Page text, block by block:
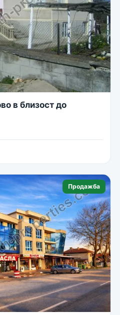
в близост до
Продажба